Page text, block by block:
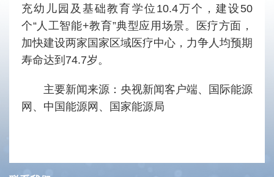
充幼儿园及基础教育学位10.4万个，建设50
个“人工智能+教育”典型应用场景。医疗方面，
加快建设两家国家区域医疗中心，力争人均预期
寿命达到74.7岁。
主要新闻来源：央视新闻客户端、国际能源
网、中国能源网、国家能源局